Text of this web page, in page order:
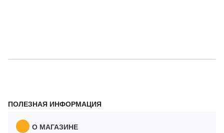
ПОЛЕЗНАЯ ИНФОРМАЦИЯ
О МАГАЗИНЕ